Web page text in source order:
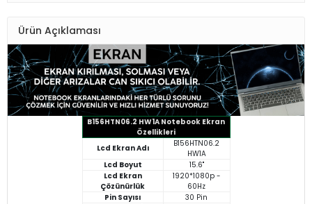
Ürün Açıklaması
B156HTN06.2 HW1A Notebook Ekran
Özellikleri
Lcd Ekran Adı
B156HTN06.2
HW1A
Lcd Boyut
15.6"
Lcd Ekran
Çözünürlük
1920*1080p -
60Hz
Pin Sayısı
30 Pin